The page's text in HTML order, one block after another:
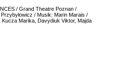
/ Grand Theatre Poznan /
/ Musik: Marin Marais /
Kucza Marika, Davydiuk Viktor, Majda